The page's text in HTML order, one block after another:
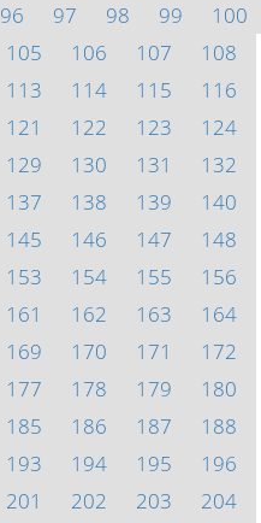
96 97 98 99
100
105 106 107
108
113 114 115
116
121 122 123
124
129 130 131
132
137 138 139
140
145 146 147
148
153 154 155
156
161 162 163
164
169 170 171
172
177 178 179
180
185 186 187
188
193 194 195
196
201 202 203
204